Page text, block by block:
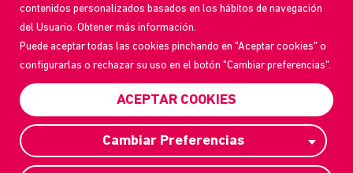
contenidos personalizados basados en los hábitos de navegación
del Usuario. Obtener más información.
Puede aceptar todas las cookies pinchando en "Aceptar cookies" o
configurarlas o rechazar su uso en el botón "Cambiar preferencias".
Cambiar Preferencias
ACEPTAR COOKIES